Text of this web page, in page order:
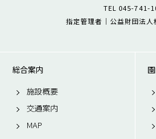
TEL 045-741-
指定管理者｜公益財団法人
総合案内
施設概要
交通案内
MAP